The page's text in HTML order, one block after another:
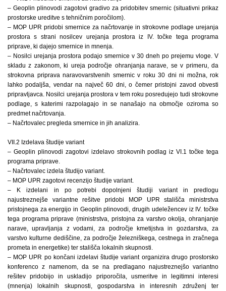
– Geoplin plinovodi zagotovi gradivo za pridobitev smernic (situativni prikaz
prostorske ureditve s tehničnim poročilom).
– MOP UPR pridobi smernice za načrtovanje in strokovne podlage urejanja
prostora s strani nosilcev urejanja prostora iz IV. točke tega programa
priprave, ki dajejo smernice in mnenja.
– Nosilci urejanja prostora podajo smernice v 30 dneh po prejemu vloge. V
skladu z zakonom, ki ureja področje ohranjanja narave, se v primeru, da
strokovna priprava naravovarstvenih smernic v roku 30 dni ni možna, rok
lahko podaljša, vendar na največ 60 dni, o čemer pristojni zavod obvesti
pripravljavca. Nosilci urejanja prostora v tem roku posredujejo tudi strokovne
podlage, s katerimi razpolagajo in se nanašajo na območje oziroma so
predmet načrtovanja.
– Načrtovalec pregleda smernice in jih analizira.
VII.2 Izdelava študije variant
– Geoplin plinovodi zagotovi izdelavo strokovnih podlag iz VI.1 točke tega
programa priprave.
– Načrtovalec izdela študijo variant.
– MOP UPR zagotovi recenzijo študije variant.
– K izdelani in po potrebi dopolnjeni študiji variant in predlogu
najustreznejše variantne rešitve pridobi MOP UPR stališča ministrstva
pristojnega za energijo in Geoplin plinovodi, drugih udeležencev iz IV. točke
tega programa priprave (ministrstva, pristojna za varstvo okolja, ohranjanje
narave, upravljanja z vodami, za področje kmetijstva in gozdarstva, za
varstvo kulturne dediščine, za področje železniškega, cestnega in zračnega
prometa in energetike) ter stališča lokalnih skupnosti.
– MOP UPR po končani izdelavi študije variant organizira drugo prostorsko
konferenco z namenom, da se na predlagano najustreznejšo variantno
rešitev pridobijo in uskladijo priporočila, usmeritve in legitimni interesi
(mnenja) lokalnih skupnosti, gospodarstva in interesnih združenj ter